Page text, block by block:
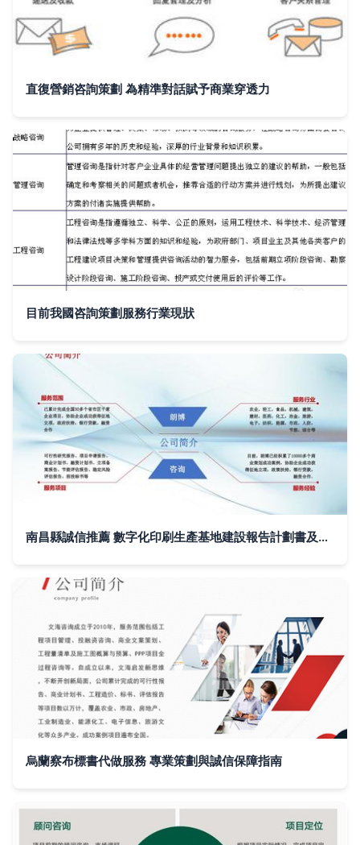
直復營銷咨詢策劃 為精準對話賦予商業穿透力
目前我國咨詢策劃服務行業現狀
南昌縣誠信推薦 數字化印刷生產基地建設報告計劃書及咨詢策劃服務方案
烏蘭察布標書代做服務 專業策劃與誠信保障指南